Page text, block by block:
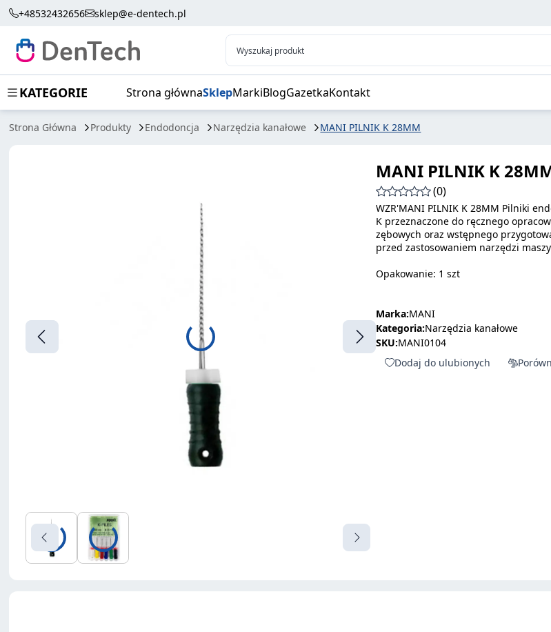
+48532432656 sklep@e-dentech.pl
Wyszukaj produkt
KATEGORIE Strona głównaSklepMarkiBlogGazetkaKontakt
Strona Główna Produkty Endodoncja Narzędzia kanałowe MANI PILNIK K 28MM
MANI PILNIK K 28MM
MANI PILNIK K
(0)
WZR'MANI PILNIK K 28MM Pilniki
K przeznaczone do ręcznego
zębowych oraz wstępnego
przed zastosowaniem narzędzi
Opakowanie: 1 szt
Marka:MANI
Kategoria:Narzędzia kanałowe
SKU:MANI0104
Dodaj do ulubionych